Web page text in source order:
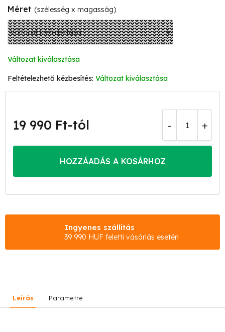
Méret (szélesség x magasság)
Változat kiválasztása
Változat kiválasztása
19 990 Ft-tól
HOZZÁADÁS A KOSÁRHOZ
Ingyenes szállítás
39 990 HUF feletti vásárlás esetén
Leírás Parametre